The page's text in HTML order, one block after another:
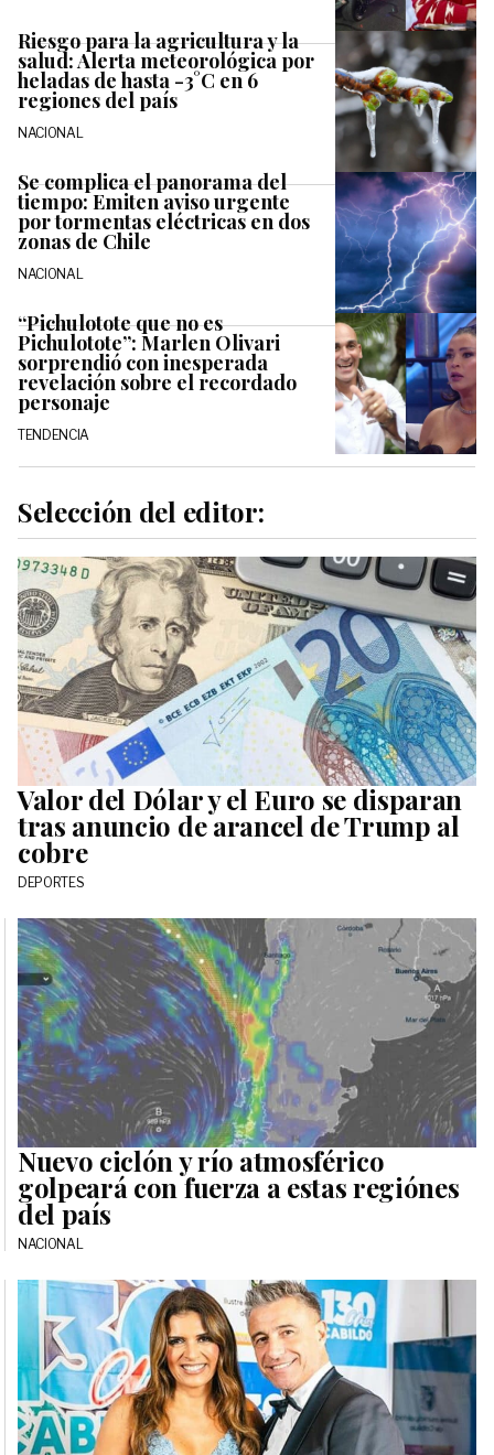
Riesgo para la agricultura y la
salud: Alerta meteorológica por
heladas de hasta -3°C en 6
regiones del país
NACIONAL
Se complica el panorama del
tiempo: Emiten aviso urgente
por tormentas eléctricas en dos
zonas de Chile
NACIONAL
“Pichulotote que no es
Pichulotote”: Marlen Olivari
sorprendió con inesperada
revelación sobre el recordado
personaje
TENDENCIA
Selección del editor:
Valor del Dólar y el Euro se disparan
tras anuncio de arancel de Trump al
cobre
DEPORTES
Nuevo ciclón y río atmosférico
golpeará con fuerza a estas regiónes
del país
NACIONAL